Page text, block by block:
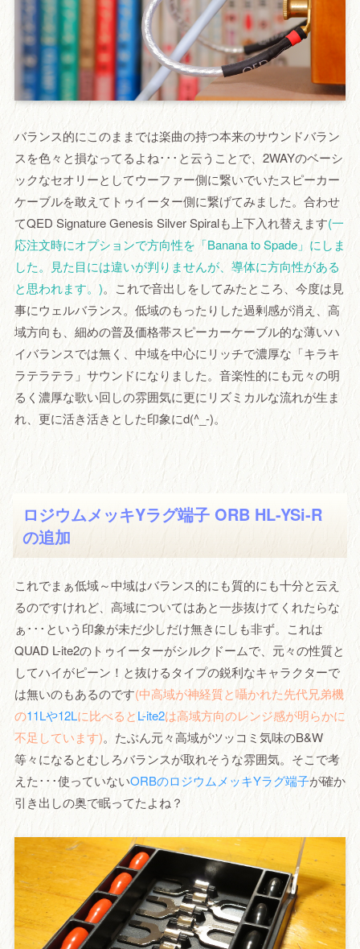
バランス的にこのままでは楽曲の持つ本来のサウンドバラン
スを色々と損なってるよね･･･と云うことで、2WAYのベーシ
ックなセオリーとしてウーファー側に繋いでいたスピーカー
ケーブルを敢えてトゥイーター側に繋げてみました。合わせ
てQED Signature Genesis Silver Spiralも上下入れ替えます(一
応注文時にオプションで方向性を「Banana to Spade」にしま
した。見た目には違いが判りませんが、導体に方向性がある
と思われます。)。これで音出しをしてみたところ、今度は見
事にウェルバランス。低域のもったりした過剰感が消え、高
域方向も、細めの普及価格帯スピーカーケーブル的な薄いハ
イバランスでは無く、中域を中心にリッチで濃厚な「キラキ
ラテラテラ」サウンドになりました。音楽性的にも元々の明
るく濃厚な歌い回しの雰囲気に更にリズミカルな流れが生ま
れ、更に活き活きとした印象にd(^_-)。
ロジウムメッキYラグ端子 ORB HL-YSi-R
の追加
これでまぁ低域～中域はバランス的にも質的にも十分と云え
るのですけれど、高域についてはあと一歩抜けてくれたらな
ぁ･･･という印象が未だ少しだけ無きにしも非ず。これは
QUAD L-ite2のトゥイーターがシルクドームで、元々の性質と
してハイがピーン！と抜けるタイプの鋭利なキャラクターで
は無いのもあるのです(中高域が神経質と囁かれた先代兄弟機
の11Lや12Lに比べるとL-ite2は高域方向のレンジ感が明らかに
不足しています)。たぶん元々高域がツッコミ気味のB&W
等々になるとむしろバランスが取れそうな雰囲気。そこで考
えた･･･使っていないORBのロジウムメッキYラグ端子が確か
引き出しの奥で眠ってたよね？